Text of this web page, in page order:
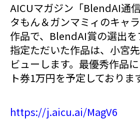
AICUマガジン「BlendAI通
タもん＆ガンマミィのキャ
作品で、BlendAI賞の選出
指定ただいた作品は、小宮
ビューします。最優秀作品
ト券1万円を予定しておりま
https://j.aicu.ai/MagV6